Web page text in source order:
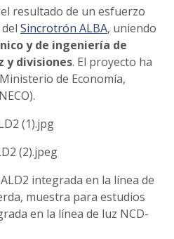
resultado de un esfuerzo
Sincrotrón ALBA, uniendo
y de ingeniería de
y divisiones. El proyecto ha
de Economía,
integrada en la línea de
muestra para estudios
en la línea de luz NCD-